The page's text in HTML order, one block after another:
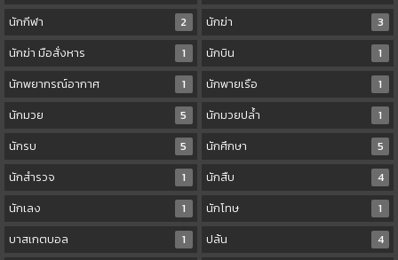
นักกีฬา
2 นักฆ่า
3
นักฆ่า มือสั่งหาร
1 นักบิน
1
นักพยากรณ์อากาศ
1 นักพายเรือ
1
นักมวย
5 นักมวยปล้ำ
1
นักรบ
5 นักศึกษา
5
นักสำรวจ
1 นักสืบ
4
นักเลง
1 นักโทษ
1
บาสเกตบอล
1 ปล้น
4